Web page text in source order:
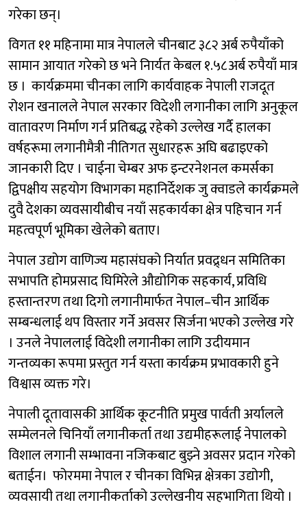
गरेका छन्।
विगत ११ महिनामा मात्र नेपालले चीनबाट ३८२ अर्ब रुपैयाँको
सामान आयात गरेको छ भने निार्यत केबल १.५८अर्ब रुपैयाँ मात्र
छ । कार्यक्रममा चीनका लागि कार्यवाहक नेपाली राजदूत
रोशन खनालले नेपाल सरकार विदेशी लगानीका लागि अनुकूल
वातावरण निर्माण गर्न प्रतिबद्ध रहेको उल्लेख गर्दै हालका
वर्षहरूमा लगानीमैत्री नीतिगत सुधारहरू अघि बढाइएको
जानकारी दिए । चाईना चेम्बर अफ इन्टरनेशनल कमर्सका
द्विपक्षीय सहयोग विभागका महानिर्देशक जु क्वाडले कार्यक्रमले
दुवै देशका व्यवसायीबीच नयाँ सहकार्यका क्षेत्र पहिचान गर्न
महत्वपूर्ण भूमिका खेलेको बताए।
नेपाल उद्योग वाणिज्य महासंघको निर्यात प्रवद्र्धन समितिका
सभापति होमप्रसाद घिमिरेले औद्योगिक सहकार्य, प्रविधि
हस्तान्तरण तथा दिगो लगानीमार्फत नेपाल–चीन आर्थिक
सम्बन्धलाई थप विस्तार गर्ने अवसर सिर्जना भएको उल्लेख गरे
। उनले नेपाललाई विदेशी लगानीका लागि उदीयमान
गन्तव्यका रूपमा प्रस्तुत गर्न यस्ता कार्यक्रम प्रभावकारी हुने
विश्वास व्यक्त गरे।
नेपाली दूतावासकी आर्थिक कूटनीति प्रमुख पार्वती अर्यालले
सम्मेलनले चिनियाँ लगानीकर्ता तथा उद्यमीहरूलाई नेपालको
विशाल लगानी सम्भावना नजिकबाट बुझ्ने अवसर प्रदान गरेको
बताईन। फोरममा नेपाल र चीनका विभिन्न क्षेत्रका उद्योगी,
व्यवसायी तथा लगानीकर्ताको उल्लेखनीय सहभागिता थियो ।